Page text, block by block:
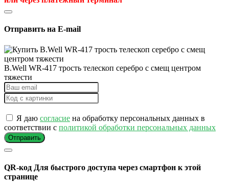
Отправить на E-mail
B.Well WR-417 трость телескоп серебро с смещ центром
тяжести
Я даю согласие на обработку персональных данных в
соответствии с политикой обработки персональных данных
Отправить
QR-код Для быстрого доступа через смартфон к этой
странице